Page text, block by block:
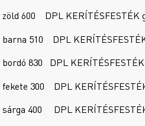
zöld 600 DPL KERÍTÉSFESTÉK
barna 510 DPL
830 DPL
fekete 300 DPL
sárga 400 DPL